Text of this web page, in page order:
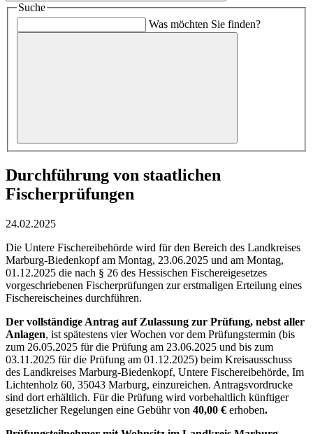
Suche
Was möchten Sie finden?
Durchführung von staatlichen
Fischerprüfungen
24.02.2025
Die Untere Fischereibehörde wird für den Bereich des Landkreises
Marburg-Biedenkopf am Montag, 23.06.2025 und am Montag,
01.12.2025 die nach § 26 des Hessischen Fischereigesetzes
vorgeschriebenen Fischerprüfungen zur erstmaligen Erteilung eines
Fischereischeines durchführen.
Der vollständige Antrag auf Zulassung zur Prüfung, nebst aller
Anlagen, ist spätestens vier Wochen vor dem Prüfungstermin (bis
zum 26.05.2025 für die Prüfung am 23.06.2025 und bis zum
03.11.2025 für die Prüfung am 01.12.2025) beim Kreisausschuss
des Landkreises Marburg-Biedenkopf, Untere Fischereibehörde, Im
Lichtenholz 60, 35043 Marburg, einzureichen. Antragsvordrucke
sind dort erhältlich. Für die Prüfung wird vorbehaltlich künftiger
gesetzlicher Regelungen eine Gebühr von 40,00 € erhoben.